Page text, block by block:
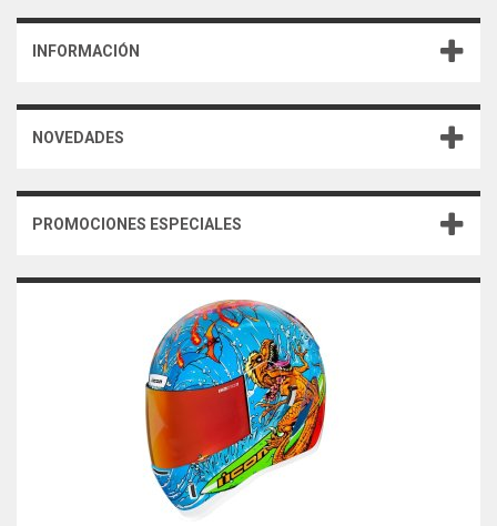
INFORMACIÓN
NOVEDADES
PROMOCIONES ESPECIALES